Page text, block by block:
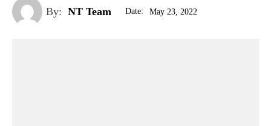
By: NT Team Date: May 23, 2022